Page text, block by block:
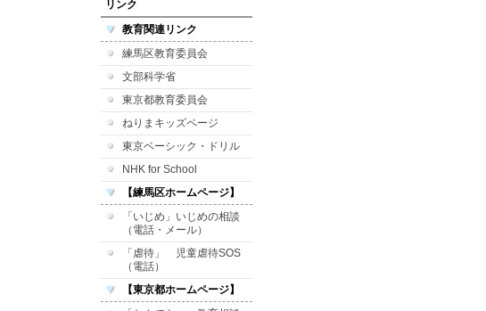
リンク
教育関連リンク
練馬区教育委員会
文部科学省
東京都教育委員会
ねりまキッズページ
東京ベーシック・ドリル
NHK for School
【練馬区ホームページ】
「いじめ」いじめの相談
（電話・メール）
「虐待」 児童虐待SOS
（電話）
【東京都ホームページ】